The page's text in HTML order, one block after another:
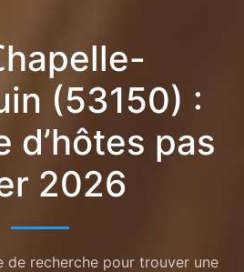
(53150) :
d’hôtes pas
2026
de recherche pour trouver une